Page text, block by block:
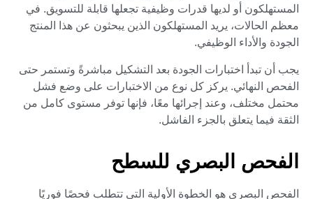
المستهلكون أو لديها قدرات وظيفية تجعلها قابلة للتسويق. في
معظم الحالات، يريد المستهلكون الذين يبحثون عن هذا المنتج
الجودة والأداء الوظيفي.
يجب أن تبدأ اختبارات الجودة بعد التشكيل مباشرةً وتستمر حتى
الفحص النهائي. يركز كل نوع من الاختبارات على وضع فشل
محتمل مختلف، وعند إجرائها معًا، فإنها توفر مستوى كامل من
الثقة فيما يتعلق بالجزء الفاشل.
الفحص البصري للسطح
الفحص البصري هو الخطوة الأولية التي تتطلب فحصًا فوريًا